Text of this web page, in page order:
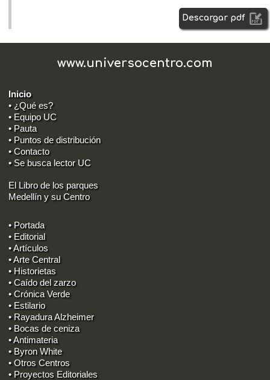
Descargar pdf
www.universocentro.com
Inicio
• ¿Qué es?
• Equipo UC
• Pauta
• Puntos de distribución
• Contacto
• Se busca lector UC
El Libro de los parques
Medellín y su Centro
• Portada
• Editorial
• Artículos
• Arte Central
• Historietas
• Caído del zarzo
• Crónica Verde
• Estilario
• Rayadura Alzheimer
• Bocas de ceniza
• Antimateria
• Byron White
• Otros Centros
• Proyectos Editoriales